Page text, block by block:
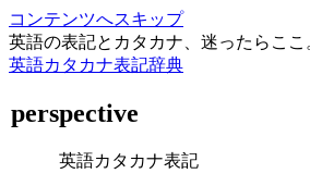
コンテンツへスキップ
英語の表記とカタカナ、迷ったらここ
英語カタカナ表記辞典
perspective
英語カタカナ表記